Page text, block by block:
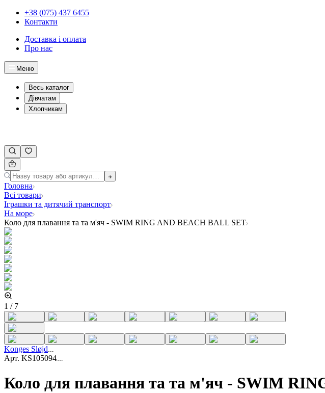
+38 (075) 437 6455
Контакти
Доставка і оплата
Про нас
Меню
Весь каталог
Дівчатам
Хлопчикам
Головна
Всі товари
Іграшки та дитячий транспорт
На море
Коло для плавання та та м'яч - SWIM RING AND BEACH BALL SET
1 / 7
Konges Sløjd
Арт. KS105094
Коло для плавання та та м'яч - SWIM